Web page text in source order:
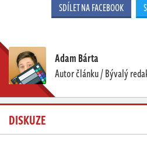
SDÍLET NA FACEBOOK
Adam Bárta
Autor článku / Bývalý
DISKUZE